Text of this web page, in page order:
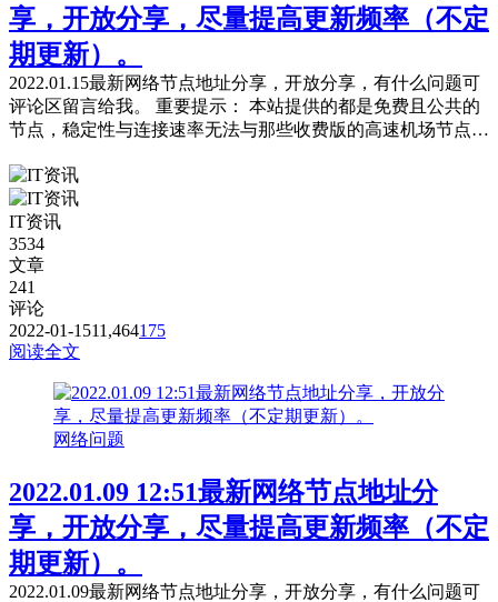
享，开放分享，尽量提高更新频率（不定
期更新）。
2022.01.15最新网络节点地址分享，开放分享，有什么问题可
评论区留言给我。 重要提示： 本站提供的都是免费且公共的
节点，稳定性与连接速率无法与那些收费版的高速机场节点相
你自己的网络环境（本地连接当中的DNS，手动配置一下：4
个114，4个1，4.4.8.8，8.8.8.8或是其它公共的DNS。） 第
二：免费公共的节点，用的人太多，稳定性...
IT资讯
3534
文章
241
评论
2022-01-1511,464175
阅读全文
网络问题
2022.01.09 12:51最新网络节点地址分
享，开放分享，尽量提高更新频率（不定
期更新）。
2022.01.09最新网络节点地址分享，开放分享，有什么问题可